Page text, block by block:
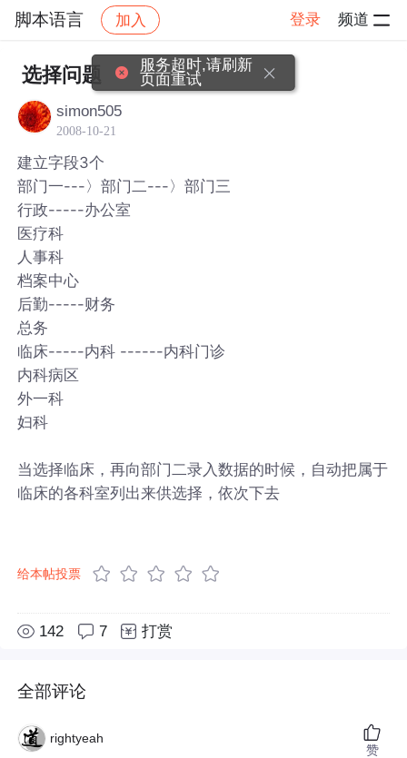
脚本语言 加入 登录 频道
社区 脚本语言 帖子详情
选择问题
simon505
2008-10-21
建立字段3个
部门一---〉部门二---〉部门三
行政-----办公室
医疗科
人事科
档案中心
后勤-----财务
总务
临床-----内科 ------内科门诊
内科病区
外一科
妇科
当选择临床，再向部门二录入数据的时候，自动把属于
临床的各科室列出来供选择，依次下去
给本帖投票
142 7 打赏
全部评论
rightyeah
赞
服务超时,请刷新
页面重试